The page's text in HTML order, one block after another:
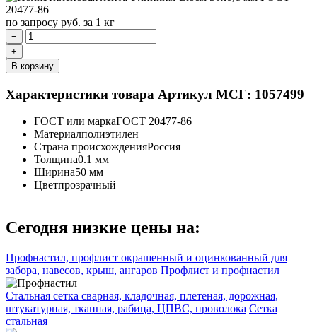
по запросу руб. за 1 кг
−
+
В корзину
Характеристики товара Артикул МСГ: 1057499
ГОСТ или маркаГОСТ 20477-86
Материалполиэтилен
Страна происхожденияРоссия
Толщина0.1 мм
Ширина50 мм
Цветпрозрачный
Сегодня низкие цены на:
Профнастил, профлист окрашенный и оцинкованный для
забора, навесов, крыш, ангаров Профлист и профнастил
Стальная сетка сварная, кладочная, плетеная, дорожная,
штукатурная, тканная, рабица, ЦПВС, проволока Сетка
стальная